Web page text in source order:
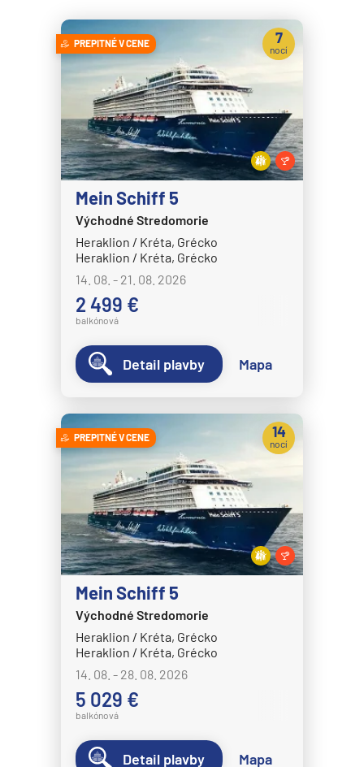
PREPITNÉ V CENE
Mein Schiff 5
Východné Stredomorie
Heraklion / Kréta, Grécko
Heraklion / Kréta, Grécko
14. 08. - 21. 08. 2026
2 499 €
balkónová
7
nocí
Detail plavby Mapa
PREPITNÉ V CENE
Mein Schiff 5
Východné Stredomorie
Heraklion / Kréta, Grécko
Heraklion / Kréta, Grécko
14. 08. - 28. 08. 2026
5 029 €
balkónová
14
nocí
Detail plavby Mapa